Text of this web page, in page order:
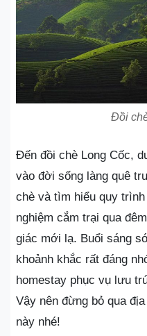
Đồi
Đến đồi chè Long Cốc,
vào đời sống làng quê
chè và tìm hiểu quy
nghiệm cắm trại qua
giác mới lạ. Buổi sáng
khoảnh khắc rất đáng
homestay phục vụ lưu
Vậy nên đừng bỏ qua
này nhé!